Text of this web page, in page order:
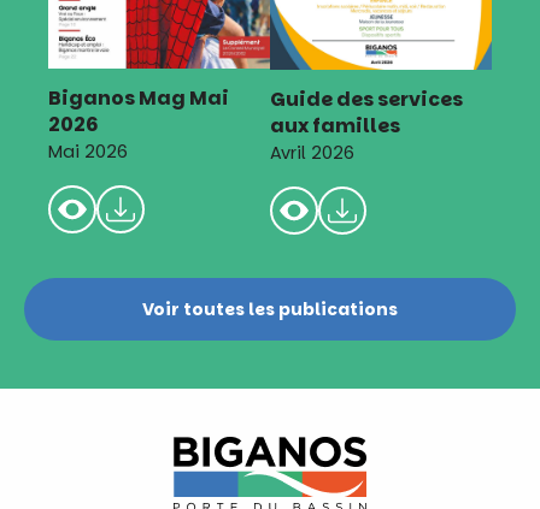
Biganos Mag Mai
2026
Mai 2026
Guide des services
aux familles
Avril 2026
Voir toutes les publications